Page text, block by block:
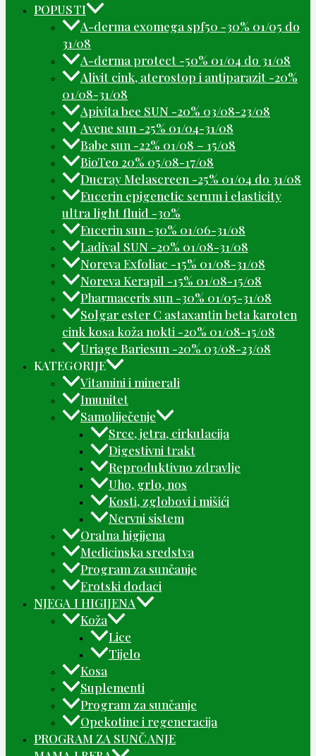
POPUSTI
A-derma exomega spf50 -30% 01/05 do
31/08
A-derma protect -50% 01/04 do 31/08
Alivit cink, aterostop i antiparazit -20%
01/08-31/08
Apivita bee SUN -20% 03/08-23/08
Avene sun -25% 01/04-31/08
Babe sun -22% 01/08 – 15/08
BioTeo 20% 05/08-17/08
Ducray Melascreen -25% 01/04 do 31/08
Eucerin epigenetic serum i elasticity
ultra light fluid -30%
Eucerin sun -30% 01/06-31/08
Ladival SUN -20% 01/08-31/08
Noreva Exfoliac -15% 01/08-31/08
Noreva Kerapil -15% 01/08-15/08
Pharmaceris sun -30% 01/05-31/08
Solgar ester C astaxantin beta karoten
cink kosa koža nokti -20% 01/08-15/08
Uriage Bariesun -20% 03/08-23/08
KATEGORIJE
Vitamini i minerali
Imunitet
Samoliječenje
Srce, jetra, cirkulacija
Digestivni trakt
Reproduktivno zdravlje
Uho, grlo, nos
Kosti, zglobovi i mišići
Nervni sistem
Oralna higijena
Medicinska sredstva
Program za sunčanje
Erotski dodaci
NJEGA I HIGIJENA
Koža
Lice
Tijelo
Kosa
Suplementi
Program za sunčanje
Opekotine i regeneracija
PROGRAM ZA SUNČANJE